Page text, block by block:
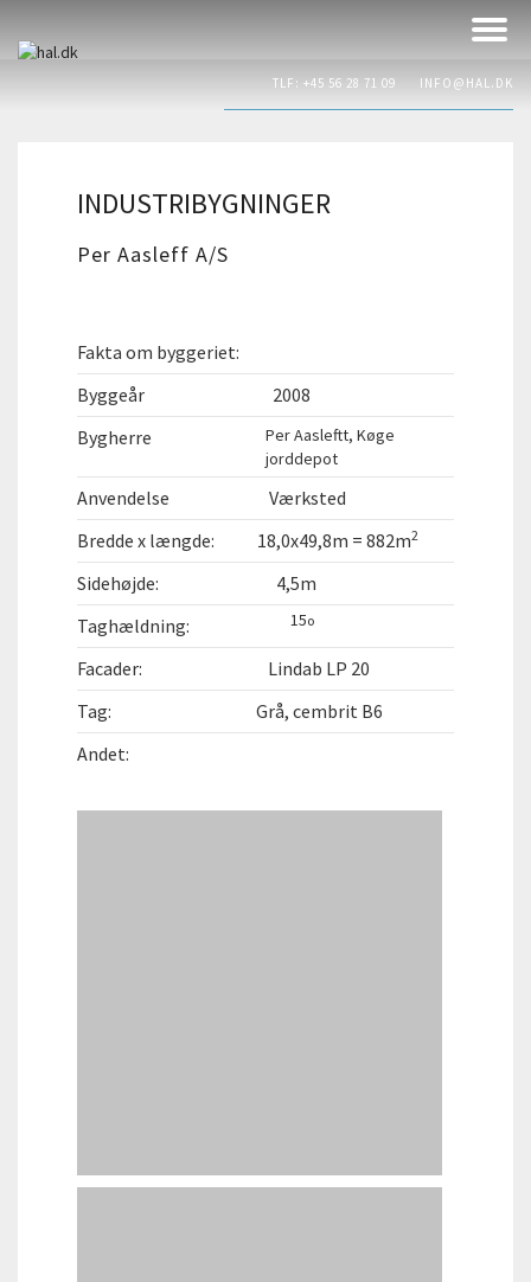
INFO@HAL.DK
TLF: +45 56 28 71 09
INDUSTRIBYGNINGER
Per Aasleff A/S
Fakta om byggeriet:
Byggeår
2008
Bygherre
Per Aasleftt, Køge
jorddepot
Anvendelse
Værksted
Bredde x længde:
18,0x49,8m = 882m2
Sidehøjde:
4,5m
Taghældning:
15o
Facader:
Lindab LP 20
Tag:
Grå, cembrit B6
Andet: